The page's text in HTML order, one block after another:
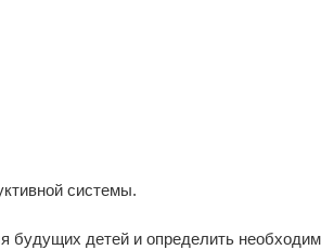
системы.
будущих детей и определить